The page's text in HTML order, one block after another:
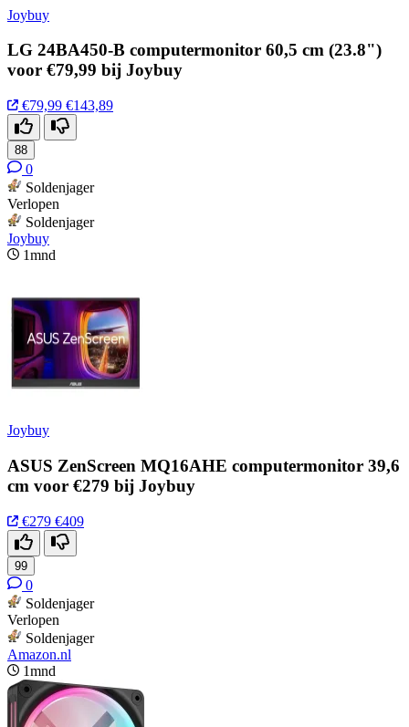
Joybuy
LG 24BA450-B computermonitor 60,5 cm (23.8")
voor €79,99 bij Joybuy
€79,99 €143,89
88
0
Soldenjager
Verlopen
Soldenjager
Joybuy
1mnd
Joybuy
ASUS ZenScreen MQ16AHE computermonitor 39,6
cm voor €279 bij Joybuy
€279 €409
99
0
Soldenjager
Verlopen
Soldenjager
Amazon.nl
1mnd